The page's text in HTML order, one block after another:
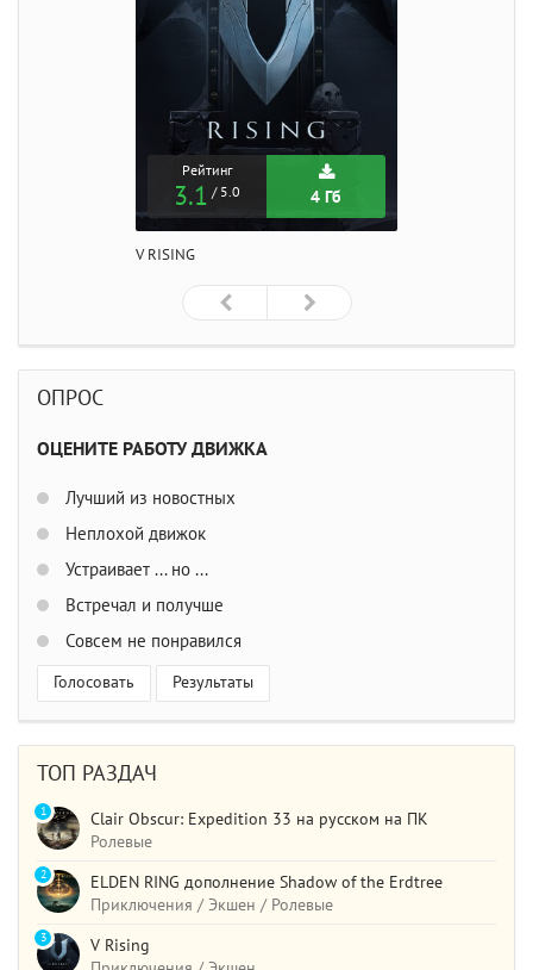
Рейтинг
3.1 / 5.0 4 Гб
V RISING
ОПРОС
ОЦЕНИТЕ РАБОТУ ДВИЖКА
Лучший из новостных
Неплохой движок
Устраивает ... но ...
Встречал и получше
Совсем не понравился
Голосовать Результаты
ТОП РАЗДАЧ
Clair Obscur: Expedition 33 на русском на ПК
Ролевые
1
ELDEN RING дополнение Shadow of the Erdtree
Приключения / Экшен / Ролевые
2
V Rising
3